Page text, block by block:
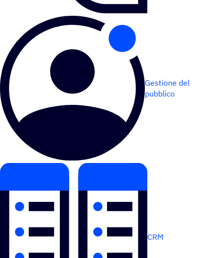
Gestione del
pubblico
CRM